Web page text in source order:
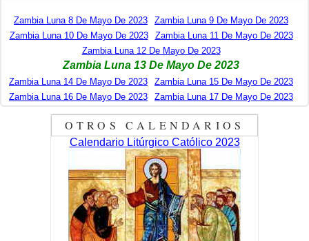
Zambia Luna 8 De Mayo De 2023
Zambia Luna 9 De Mayo De 2023
Zambia Luna 10 De Mayo De 2023
Zambia Luna 11 De Mayo De 2023
Zambia Luna 12 De Mayo De 2023
Zambia Luna 13 De Mayo De 2023
Zambia Luna 14 De Mayo De 2023
Zambia Luna 15 De Mayo De 2023
Zambia Luna 16 De Mayo De 2023
Zambia Luna 17 De Mayo De 2023
OTROS CALENDARIOS
Calendario Litúrgico Católico 2023